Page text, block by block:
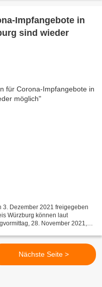
Impfangebote in
sind wieder
3. Dezember 2021 freigegeben
Würzburg können laut
28. November 2021,
Nächste Seite >